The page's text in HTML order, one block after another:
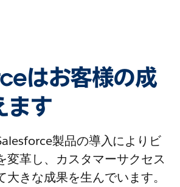
はお客様の成
ます
製品の導入によりビ
変革し、カスタマーサクセス
きな成果を生んでいます。